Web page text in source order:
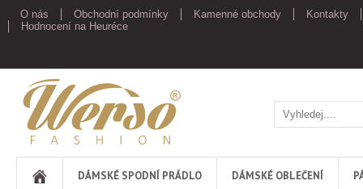
O nás Obchodní podmínky Kamenné obchody
Kontakty
Hodnocení na Heuréce
Werso
DÁMSKÉ SPODNÍ PRÁDLO DÁMSKÉ OBLEČENÍ